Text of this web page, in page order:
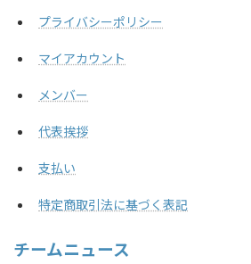
プライバシーポリシー
マイアカウント
メンバー
代表挨拶
支払い
特定商取引法に基づく表記
チームニュース